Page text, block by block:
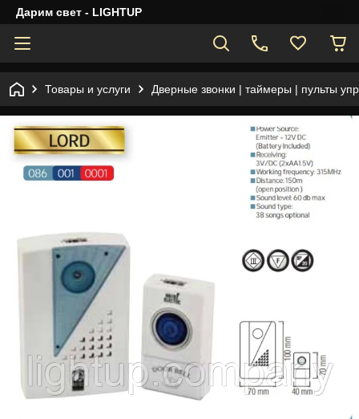
Дарим свет - LIGHTUP
Товары и услуги Дверные звонки | таймеры | пульты